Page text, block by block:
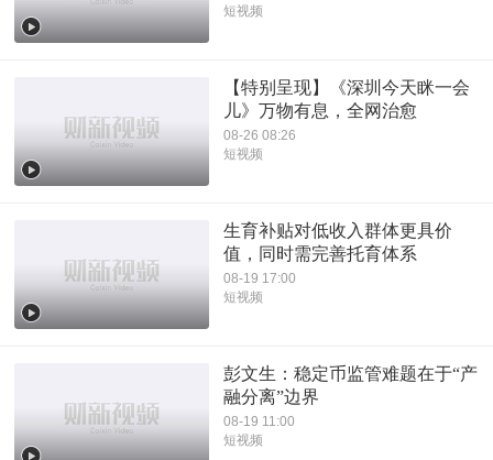
短视频
【特别呈现】《深圳今天眯一会
儿》万物有息，全网治愈
08-26 08:26
短视频
生育补贴对低收入群体更具价
值，同时需完善托育体系
08-19 17:00
短视频
彭文生：稳定币监管难题在于“产
融分离”边界
08-19 11:00
短视频